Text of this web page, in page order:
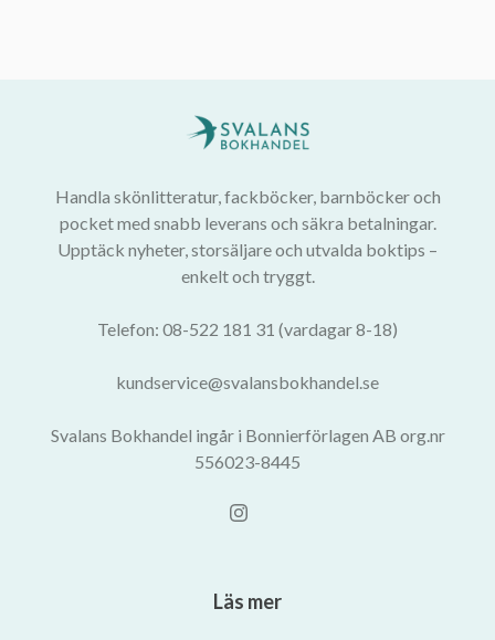
Handla skönlitteratur, fackböcker, barnböcker och
pocket med snabb leverans och säkra betalningar.
Upptäck nyheter, storsäljare och utvalda boktips –
enkelt och tryggt.
Telefon: 08-522 181 31 (vardagar 8-18)
kundservice@svalansbokhandel.se
Svalans Bokhandel ingår i Bonnierförlagen AB org.nr
556023-8445
Läs mer